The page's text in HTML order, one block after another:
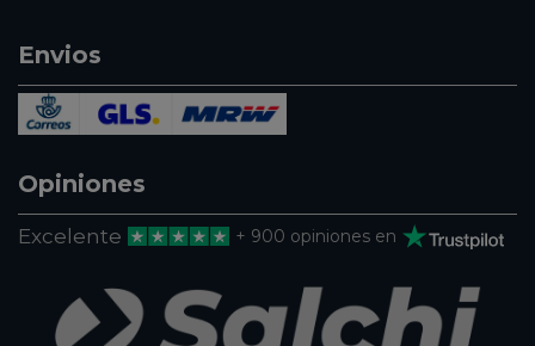
Envios
Opiniones
Excelente + 900 opiniones en